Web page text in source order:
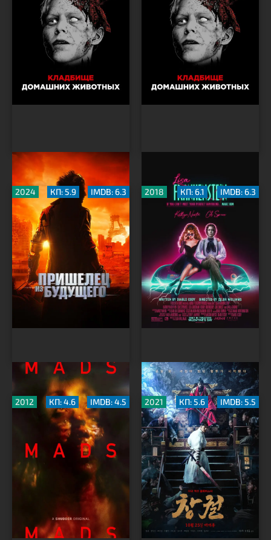
Пришелец из будущего
Одержимые
2024 КП: 5.9 IMDB: 6.3
Прорыв
2018 КП: 6.1 IMDB: 6.3
2012 КП: 4.6 IMDB: 4.5 2021 КП: 5.6 IMDB: 5.5